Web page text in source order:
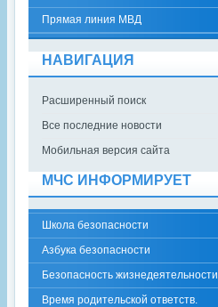
Прямая линия МВД
НАВИГАЦИЯ
Расширенный поиск
Все последние новости
Мобильная версия сайта
МЧС ИНФОРМИРУЕТ
Школа безопасности
Азбука безопасности
Безопасность жизнедеятельности
Время родительской ответств.